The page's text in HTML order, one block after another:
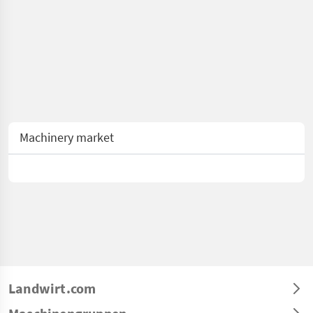
Machinery market
Landwirt.com